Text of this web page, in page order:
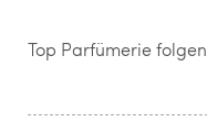
Storefinder
Kontakt
Top Parfümerie folgen